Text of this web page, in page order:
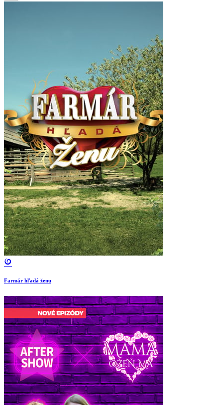
Farmár hľadá ženu